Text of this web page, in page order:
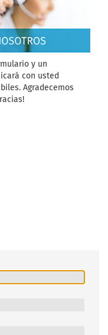
y un
con usted
Agradecemos